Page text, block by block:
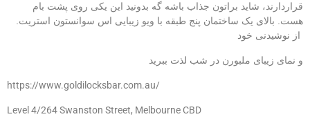
قراردارند، شاید براتون جذاب باشه گه بدونید این یکی روی پشت بام
هست. بالای یک ساختمان پنج طبقه با ویو زیبایی اس سوانستون استریت.
و نمای زیبای ملبورن در شب لذت ببرید
https://www.goldilocksbar.com.au/
Level 4/264 Swanston Street, Melbourne CBD